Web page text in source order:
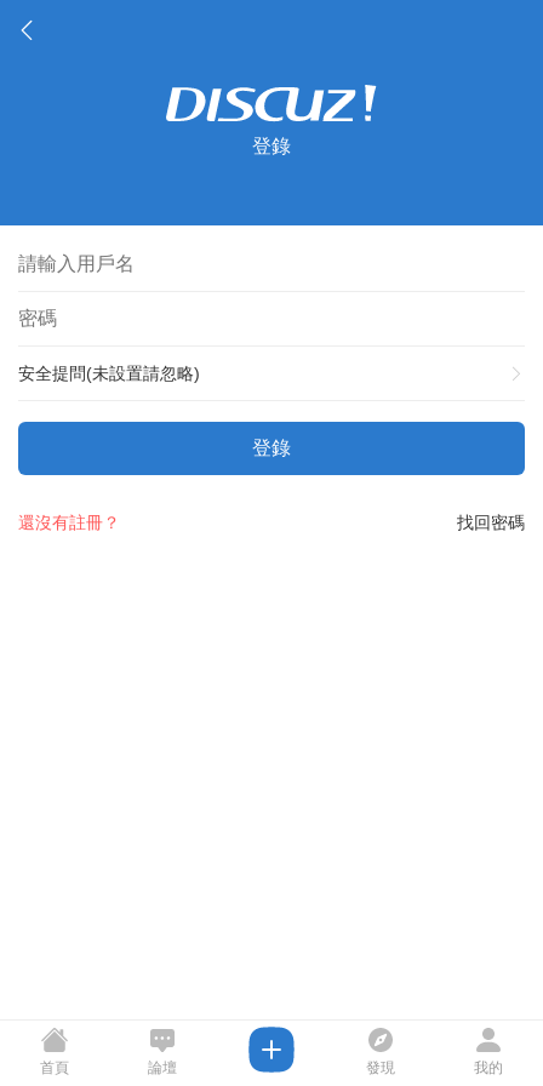
登錄
安全提問(未設置請忽略)
登錄
找回密碼
還沒有註冊？
首頁 論壇 發現 我的